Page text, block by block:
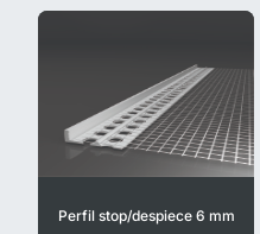
Perfil stop/despiece 6 mm